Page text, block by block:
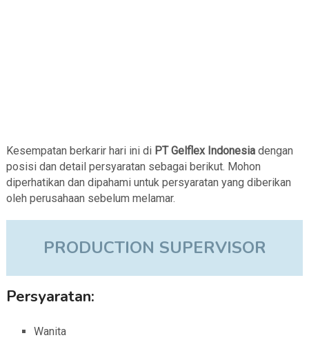
Kesempatan berkarir hari ini di PT Gelflex Indonesia dengan
posisi dan detail persyaratan sebagai berikut. Mohon
diperhatikan dan dipahami untuk persyaratan yang diberikan
oleh perusahaan sebelum melamar.
PRODUCTION SUPERVISOR
Persyaratan:
Wanita